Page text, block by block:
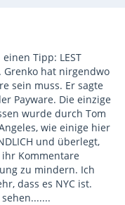
Tipp: LEST
Grenko hat nirgendwo
sein muss. Er sagte
Payware. Die einzige
wurde durch Tom
wie einige hier
und überlegt,
Kommentare
zu mindern. Ich
dass es NYC ist.